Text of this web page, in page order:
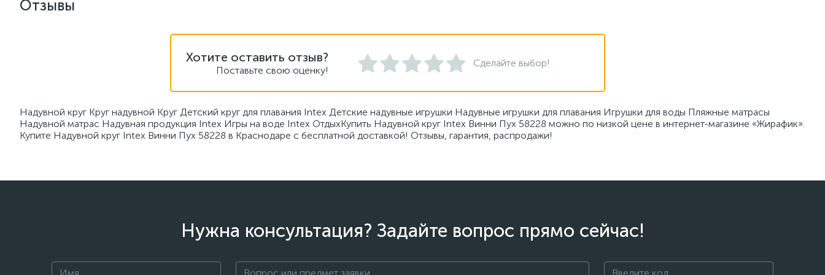
Отзывы
Хотите оставить отзыв?
Поставьте свою оценку!
Сделайте выбор!
Надувной круг Круг надувной Круг Детский круг для плавания Intex Детские надувные игрушки Надувные игрушки для плавания Игрушки для воды Пляжные матрасы
Надувной матрас Надувная продукция Intex Игры на воде Intex ОтдыхКупить Надувной круг Intex Винни Пух 58228 можно по низкой цене в интернет-магазине «Жирафик».
Купите Надувной круг Intex Винни Пух 58228 в Краснодаре с бесплатной доставкой! Отзывы, гарантия, распродажи!
Нужна консультация? Задайте вопрос прямо сейчас!